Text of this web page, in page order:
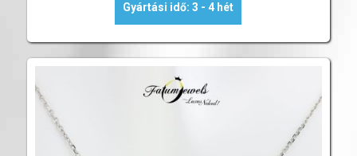
Gyártási idő: 3 - 4 hét